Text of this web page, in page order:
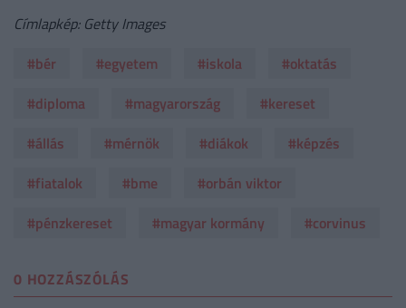
Címlapkép: Getty Images
#bér
#egyetem #iskola
#oktatás
#diploma
#magyarország
#kereset
#állás
#mérnök #diákok
#képzés
#fiatalok
#bme
#orbán viktor
#pénzkereset
#magyar kormány #corvinus
0 HOZZÁSZÓLÁS